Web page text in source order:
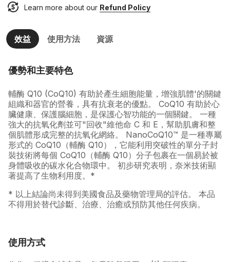
Learn more about our Refund Policy
效益 使用方法 資源
優勢和主要特色
輔酶 Q10 (CoQ10) 有助於產生細胞能量，增強肌體'的關鍵
組織和器官的營養，具有抗衰老的優點。 CoQ10 有助於心
臟健康、保護腦細胞，是保護心智功能的一個關鍵。 一種
強大的抗氧化劑並可"回收"維他命 C 和 E，幫助肌膚和整
個肌體形成完整的抗氧化網絡。 NanoCoQ10™ 是一種專屬
形式的 CoQ10（輔酶 Q10），它能利用突破性的單分子封
裝技術將每個 CoQ10（輔酶 Q10）分子包裹在一個易於被
身體吸收的碳水化合物環中。 初步研究表明，奈米技術顯
著提高了生物利用度。*
* 以上結論尚未得到美國食品及藥物管理局的評估。 本品
不得用於替代診斷、治療、治癒或預防其他任何疾病。
使用方式